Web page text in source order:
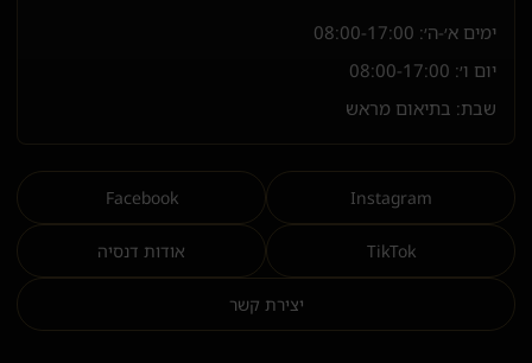
ימים א׳-ה׳: 08:00-17:00
יום ו׳: 08:00-17:00
שבת: בתיאום מראש
Instagram
Facebook
TikTok אודות דנסיה
יצירת קשר